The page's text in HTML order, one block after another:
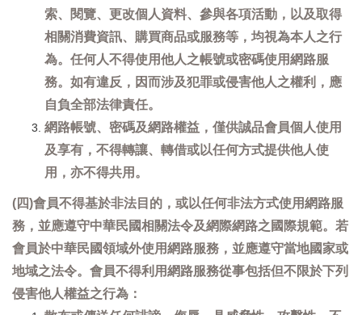
索、閱覽、更改個人資料、參與各項活動，以及取得
相關消費資訊、購買商品或服務等，均視為本人之行
為。任何人不得使用他人之帳號或密碼使用網路服
務。如有違反，因而涉及犯罪或侵害他人之權利，應
自負全部法律責任。
網路帳號、密碼及網路權益，僅供誠品會員個人使用
及享有，不得轉讓、轉借或以任何方式提供他人使
用，亦不得共用。
(四)會員不得基於非法目的，或以任何非法方式使用網路服
務，並應遵守中華民國相關法令及網際網路之國際規範。若
會員於中華民國領域外使用網路服務，並應遵守當地國家或
地域之法令。會員不得利用網路服務從事包括但不限於下列
侵害他人權益之行為：